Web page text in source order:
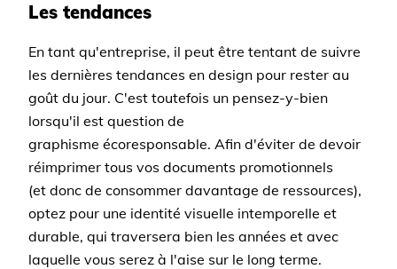
Les tendances
En tant qu'entreprise, il peut être tentant de suivre
les dernières tendances en design pour rester au
goût du jour. C'est toutefois un pensez-y-bien
lorsqu'il est question de
graphisme écoresponsable. Afin d'éviter de devoir
réimprimer tous vos documents promotionnels
(et donc de consommer davantage de ressources),
optez pour une identité visuelle intemporelle et
durable, qui traversera bien les années et avec
laquelle vous serez à l'aise sur le long terme.